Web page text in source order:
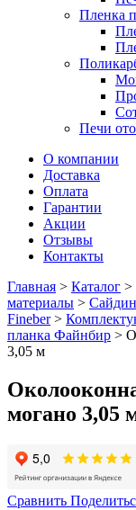
Пленка
Печи
О компании
Доставка
Оплата
Гарантии
Акции
Отзывы
Контакты
Главная > Каталог >
материалы >
Fineber>
планка Файнбир >
3,05 м
могано 3,05
Сравнить